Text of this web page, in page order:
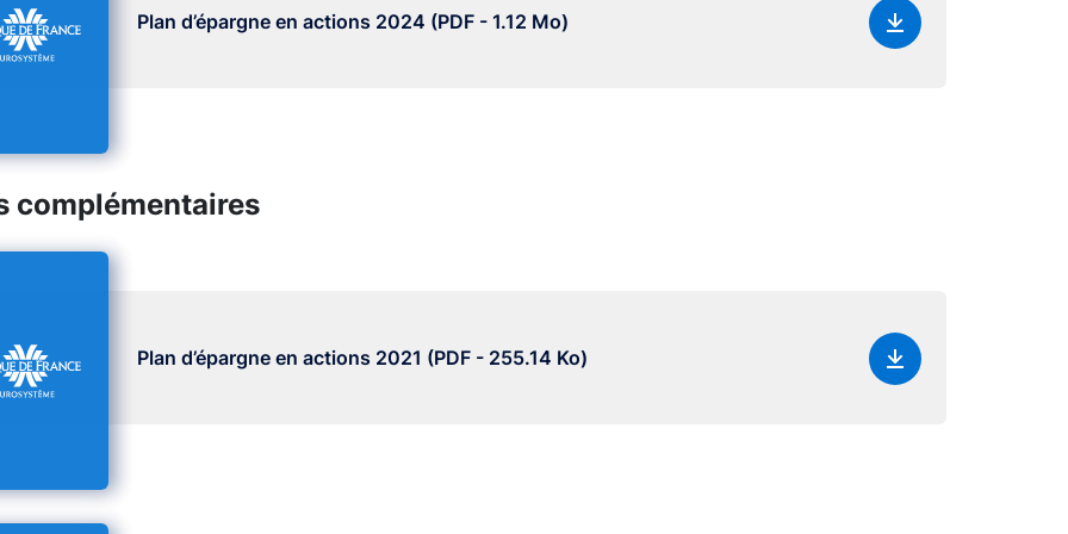
Plan d’épargne en actions 2024 (PDF - 1.12 Mo)
complémentaires
Plan d’épargne en actions 2021 (PDF - 255.14 Ko)